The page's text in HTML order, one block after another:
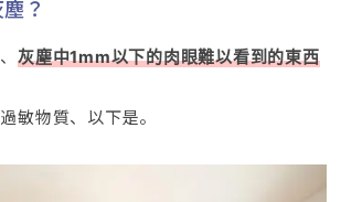
？
灰塵中1mm以下的肉眼難以看到的東西
敏物質、以下是。